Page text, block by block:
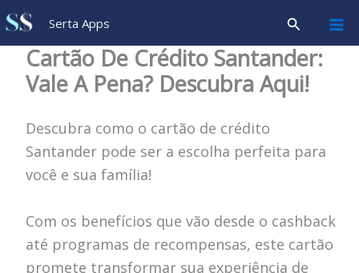
Ir
para
conteúdo
Serta Apps Pesquisar
Cartão De Crédito Santander:
Vale A Pena? Descubra Aqui!
Descubra como o cartão de crédito
Santander pode ser a escolha perfeita para
você e sua família!
Com os benefícios que vão desde o cashback
até programas de recompensas, este cartão
promete transformar sua experiência de